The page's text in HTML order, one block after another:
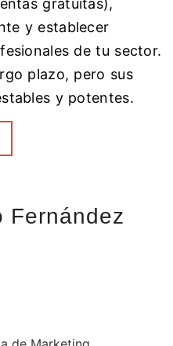
y establecer
de tu sector.
plazo, pero sus
y potentes.
Fernández